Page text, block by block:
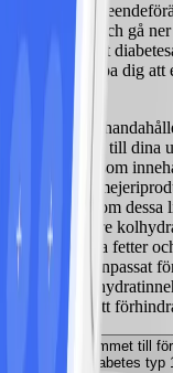
varaktiga
mer aktiv) och gå
att byta till det
för att hjälpa dig att
diabetes.
program
hänsyn både till dina
Mat som
havregryn,
för dig eftersom dessa
som har lägre
hälsosamma fetter
är anpassat
ett högre
för att
programmet till
diabetes typ